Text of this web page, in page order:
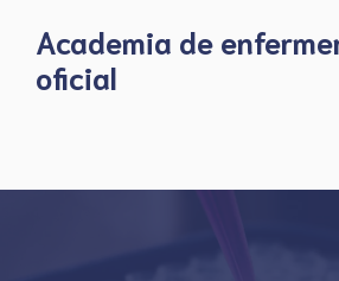
content
Academia de
oficial